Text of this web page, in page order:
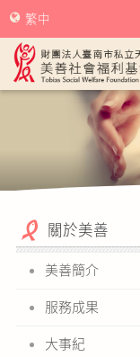
美
繁中
關於美善
美善簡介
服務成果
大事紀